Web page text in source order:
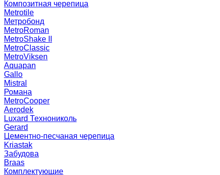
Композитная черепица
Metrotile
Метробонд
MetroRoman
MetroShake II
MetroClassic
MetroViksen
Aquapan
Gallo
Mistral
Романа
MetroCooper
Aerodek
Luxard Технониколь
Gerard
Цементно-песчаная черепица
Kriastak
Забудова
Braas
Комплектующие